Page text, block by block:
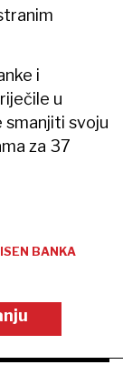
i
u
smanjiti svoju
za 37
BANKA